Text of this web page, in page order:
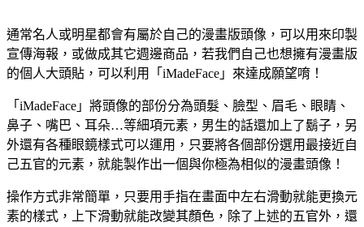
通常名人或明星都會有屬於自己的漫畫版頭像，可以用來印製
宣傳海報，或做成其它週邊商品，若我們自己也想擁有漫畫版
的個人大頭貼，可以利用「iMadeFace」來達成願望唷！
「iMadeFace」將頭像的部份分為頭髮、臉型、眉毛、眼睛、
鼻子、嘴巴、耳朵…等細項元素，男生的話還加上了鬍子，另
外還有各種眼鏡樣式可以運用，只要將各個部份選用最接近自
己五官的元素，就能製作出一個與你極為相似的漫畫頭像！
操作方式非常簡單，只要用手指在畫面中左右滑動就能更換元
素的樣式，上下滑動就能改變其顏色，除了上述的五官外，還